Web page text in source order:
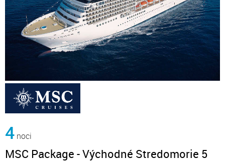
4 noci
MSC Package - Východné Stredomorie 5